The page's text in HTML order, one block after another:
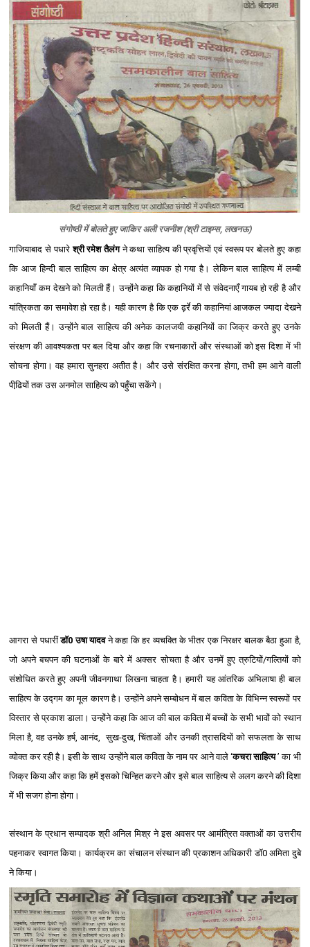
संगोष्‍ठी में बोलते हुए जाकिर अली रजनीश (श्री टाइम्‍स, लखनऊ)
गाजियाबाद से पधारेश्री रमेश तैलंगने कथा साहित्य की प्रवृत्तियों एवं स्वरूप पर बोलते हुए कहा
कि आज हिन्दी बाल साहित्य का क्षेत्र अत्यंत व्यापक हो गया है। लेकिन बाल साहित्य में लम्बी
कहानियाँ कम देखने को मिलती हैं। उन्होंने कहा कि कहानियों में से संवेदनाएँ गायब हो रही है और
यांत्रिकता का समावेश हो रहा है। यही कारण है कि एक ढ़र्रे की कहानियां आजकल ज्यादा देखने
को मिलती हैं। उन्होंने बाल साहित्य की अनेक कालजयी कहानियों का जिक्र करते हुए उनके
संरक्षण की आवश्य‍कता पर बल दिया और कहा कि रचनाकारों और संस्थाओं को इस दिशा में भी
सोचना होगा। वह हमारा सुनहरा अतीत है। और उसे संरक्षित करना होगा, तभी हम आने वाली
पीढि़यों तक उस अनमोल साहित्य को पहुँचा सकेंगे।
आगरा से पधारींडॉ0 उषा यादवने कहा कि हर व्यचक्ति के भीतर एक निरक्षर बालक बैठा हुआ है,
जो अपने बचपन की घटनाओं के बारे में अक्सर सोचता है और उनमें हुए त्रुटियों/गल्तियों को
संशोधित करते हुए अपनी जीवनगाथा लिखना चाहता है। हमारी यह आंतरिक अभिलाषा ही बाल
साहित्य के उद्गम का मूल कारण है। उन्होंने अपने सम्बोधन में बाल कविता के विभिन्न स्वरूपों पर
विस्ता‍र से प्रकाश डाला। उन्होंने कहा कि आज की बाल कविता में बच्चों के सभी भावों को स्थान
मिला है, वह उनके हर्ष, आनंद, सुख-दुख, चिंताओं और उनकी त्रासदियों को सफलता के साथ
व्योक्त कर रही है। इसी के साथ उन्होंने बाल कविता के नाम पर आने वाले ‘कचरा साहित्य’ का भी
जिक्र किया और कहा कि हमें इसको चिन्हित करने और इसे बाल साहित्य से अलग करने की दिशा
में भी सजग होना होगा।
संस्थान के प्रधान सम्पादक श्री अनिल मिश्र ने इस अवसर पर आमंत्रित वक्ताओं का उत्तरीय
पहनाकर स्वागत किया। कार्यक्रम का संचालन संस्थान की प्रकाशन अधिकारी डॉ0 अमिता दुबे
ने किया।